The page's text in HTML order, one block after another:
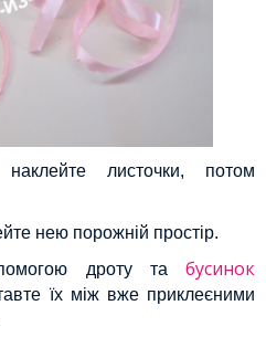
листочки, потом
нею порожній простір.
дроту та бусинок
їх між вже приклеєними